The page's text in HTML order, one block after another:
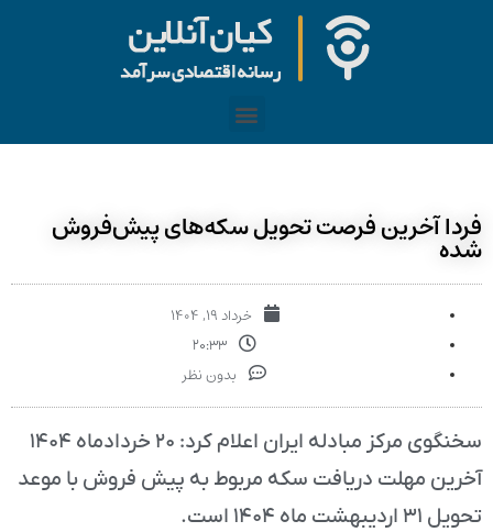
فردا آخرین فرصت تحویل سکه‌های پیش‌فروش
شده
خرداد ۱۹, ۱۴۰۴
۲۰:۳۳
بدون نظر
سخنگوی مرکز مبادله ایران اعلام کرد: ۲۰ خردادماه ۱۴۰۴
آخرین مهلت دریافت سکه مربوط به پیش فروش با موعد
تحویل ۳۱ اردیبهشت ماه ۱۴۰۴ است.